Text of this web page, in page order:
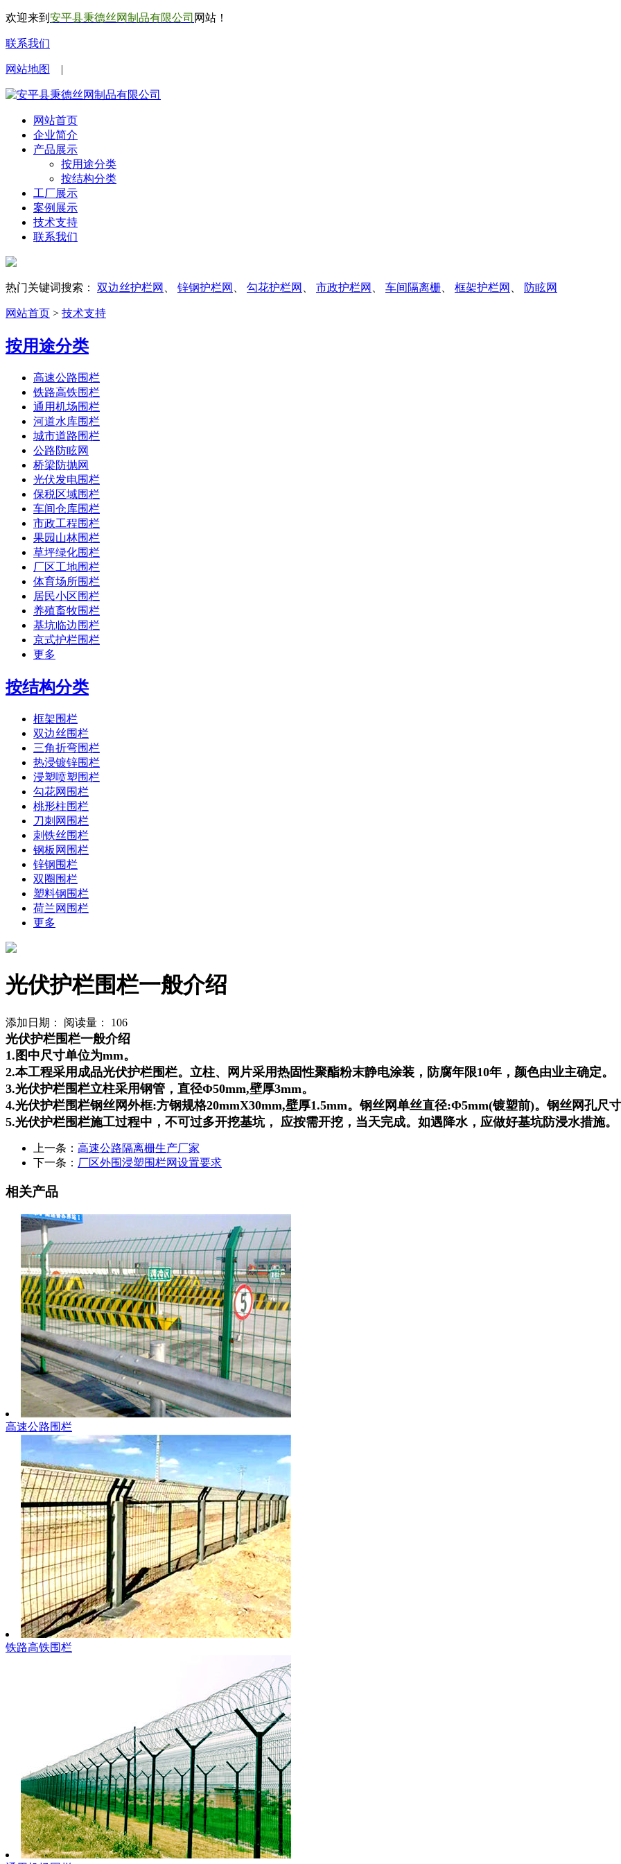
欢迎来到 安平县秉德丝网制品有限公司 网站！
联系我们
网站地图 |
网站首页
企业简介
产品展示
按用途分类
按结构分类
工厂展示
案例展示
技术支持
联系我们
热门关键词搜索： 双边丝护栏网 锌钢护栏网 勾花护栏网 市政护栏网 车间隔离栅 框架护栏网 防眩网
网站首页 > 技术支持
按用途分类
高速公路围栏
铁路高铁围栏
通用机场围栏
河道水库围栏
城市道路围栏
公路防眩网
桥梁防抛网
光伏发电围栏
保税区域围栏
车间仓库围栏
市政工程围栏
果园山林围栏
草坪绿化围栏
厂区工地围栏
体育场所围栏
居民小区围栏
养殖畜牧围栏
基坑临边围栏
京式护栏围栏
更多
按结构分类
框架围栏
双边丝围栏
三角折弯围栏
热浸镀锌围栏
浸塑喷塑围栏
勾花网围栏
桃形柱围栏
刀刺网围栏
刺铁丝围栏
钢板网围栏
锌钢围栏
双圈围栏
塑料钢围栏
荷兰网围栏
更多
光伏护栏围栏一般介绍
添加日期： 阅读量： 106
光伏护栏围栏一般介绍
1.图中尺寸单位为mm。
2.本工程采用成品光伏护栏围栏。立柱、网片采用热固性聚酯粉末静电涂装，防腐年限10年，颜色由业主确定。
3.光伏护栏围栏立柱采用钢管，直径Φ50mm,壁厚3mm。
4.光伏护栏围栏钢丝网外框:方钢规格20mmX30mm,壁厚1.5mm。钢丝网单丝直径:Φ5mm(镀塑前)。钢丝网孔尺寸
5.光伏护栏围栏施工过程中，不可过多开挖基坑， 应按需开挖，当天完成。如遇降水，应做好基坑防浸水措施。
上一条： 高速公路隔离栅生产厂家
下一条： 厂区外围浸塑围栏网设置要求
相关产品
高速公路围栏
铁路高铁围栏